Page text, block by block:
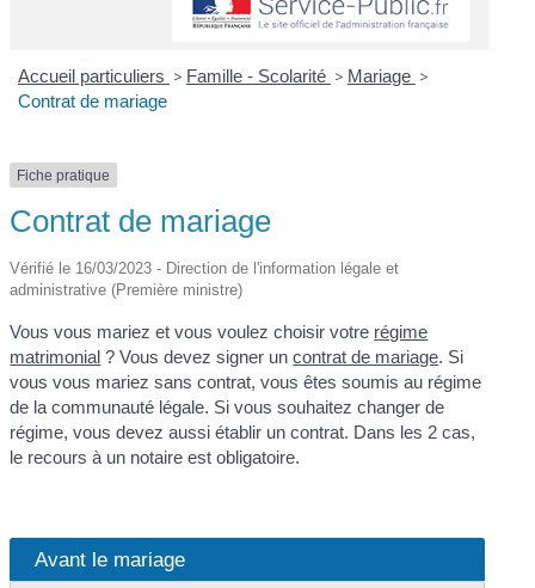
Accueil particuliers > Famille - Scolarité > Mariage >
Contrat de mariage
Fiche pratique
Contrat de mariage
Vérifié le 16/03/2023 - Direction de l'information légale et
administrative (Première ministre)
Vous vous mariez et vous voulez choisir votre régime
matrimonial ? Vous devez signer uncontrat de mariage. Si
vous vous mariez sans contrat, vous êtes soumis au régime
de la communauté légale. Si vous souhaitez changer de
régime, vous devez aussi établir un contrat. Dans les 2 cas,
le recours à un notaire est obligatoire.
Avant le mariage